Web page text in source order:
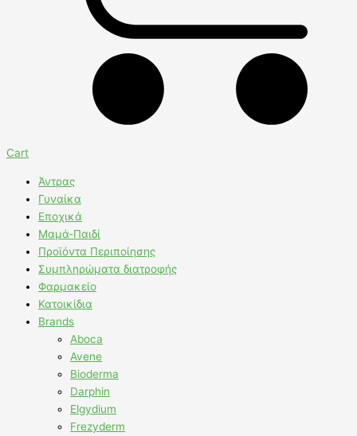
Cart
Άντρας
Γυναίκα
Εποχικά
Μαμά-Παιδί
Προϊόντα Περιποίησης
Συμπληρώματα διατροφής
Φαρμακείο
Κατοικίδια
Brands
Aboca
Avene
Bioderma
Darphin
Elgydium
Frezyderm